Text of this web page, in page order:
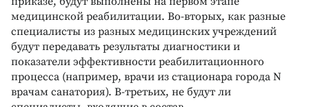
медицинской реабилитации. Во-вторых, как разные
специалисты из разных медицинских учреждений
будут передавать результаты диагностики и
показатели эффективности реабилитационного
процесса (например, врачи из стационара города N
врачам санатория). В-третьих, не будут ли